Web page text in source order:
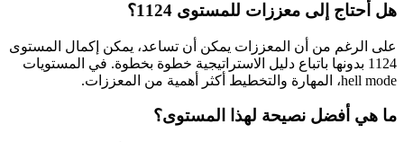
هل أحتاج إلى معززات للمستوى 1124؟
على الرغم من أن المعززات يمكن أن تساعد، يمكن إكمال المستوى
1124 بدونها باتباع دليل الاستراتيجية خطوة بخطوة. في المستويات
hell mode، المهارة والتخطيط أكثر أهمية من المعززات.
ما هي أفضل نصيحة لهذا المستوى؟